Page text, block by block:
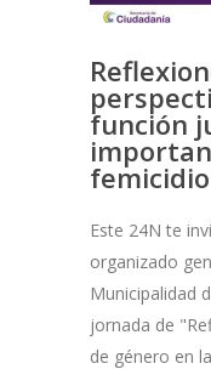
función
femicidio
Este 24N te
organizado
Municipalidad
jornada de
de género en